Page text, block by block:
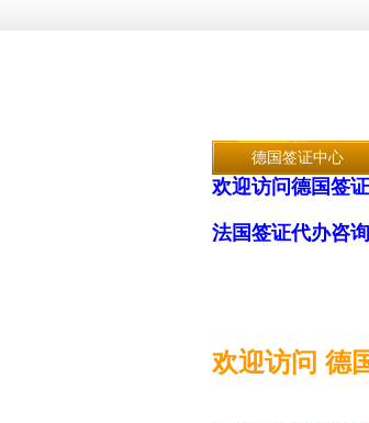
德国签证中心
欢迎访问德国签
法国签证代办咨
欢迎访问 德